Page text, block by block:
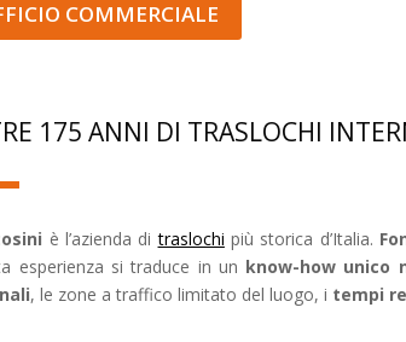
COMMERCIALE
175 ANNI DI TRASLOCHI
è l’azienda ditraslochi più storica d’Italia.
esperienza si traduce in un know-how unico
, le zone a traffico limitato del luogo, i tempi